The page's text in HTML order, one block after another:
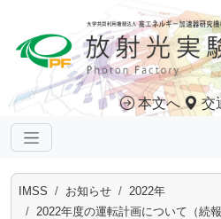
本文へ 交
IMSS お知らせ
2022年
2022年度の運転計画について（続報